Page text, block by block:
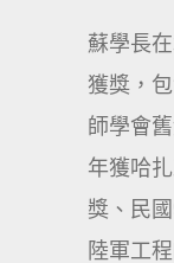
蘇學長
獲獎，
師學會
年獲哈
獎、民
陸軍工